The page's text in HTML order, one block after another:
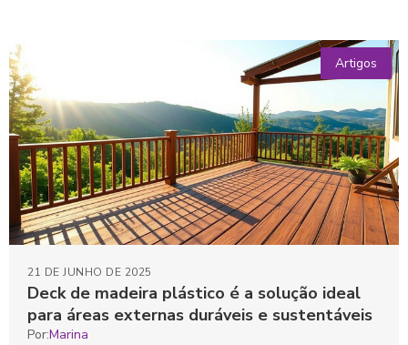
Artigos
Deck de madeira plástico é a solução ideal
para áreas externas duráveis e sustentáveis
21 DE JUNHO DE 2025
Por:Marina